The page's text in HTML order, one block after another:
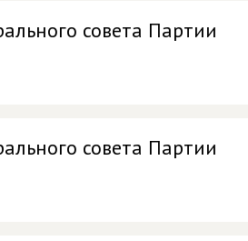
совета Партии
совета Партии